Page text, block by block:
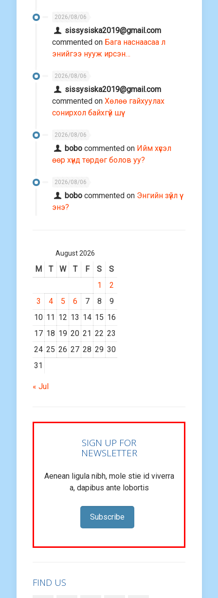
2026/08/06
sissysiska2019@gmail.com
commented on Бага наснаасаа л
энийгээ нууж ирсэн…
2026/08/06
sissysiska2019@gmail.com
commented on Хөлөө гайхуулах
сонирхол байхгүй шүү
2026/08/06
bobo commented on Ийм хүсэл
өөр хүнд төрдөг болов уу?
2026/08/06
bobo commented on Энгийн зүйл үү
энэ?
August 2026
M T W T F S
S
1
2
3
4 5 6 7 8
9
10 11 12 13 14 15 16
17 18 19 20 21 22 23
24 25 26 27 28 29 30
31
« Jul
SIGN UP FOR
NEWSLETTER
Aenean ligula nibh, mole stie id viverra
a, dapibus ante lobortis
Subscribe
FIND US